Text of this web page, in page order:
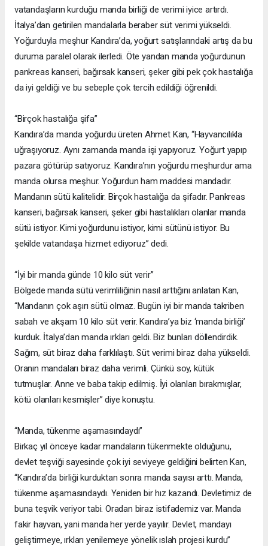
vatandaşların kurduğu manda birliği de verimi iyice artırdı.
İtalya’dan getirilen mandalarla beraber süt verimi yükseldi.
Yoğurduyla meşhur Kandıra’da, yoğurt satışlarındaki artış da bu
duruma paralel olarak ilerledi. Öte yandan manda yoğurdunun
pankreas kanseri, bağırsak kanseri, şeker gibi pek çok hastalığa
da iyi geldiği ve bu sebeple çok tercih edildiği öğrenildi.
“Birçok hastalığa şifa”
Kandıra’da manda yoğurdu üreten Ahmet Kan, “Hayvancılıkla
uğraşıyoruz. Aynı zamanda manda işi yapıyoruz. Yoğurt yapıp
pazara götürüp satıyoruz. Kandıra’nın yoğurdu meşhurdur ama
manda olursa meşhur. Yoğurdun ham maddesi mandadır.
Mandanın sütü kalitelidir. Birçok hastalığa da şifadır. Pankreas
kanseri, bağırsak kanseri, şeker gibi hastalıkları olanlar manda
sütü istiyor. Kimi yoğurdunu istiyor, kimi sütünü istiyor. Bu
şekilde vatandaşa hizmet ediyoruz” dedi.
“İyi bir manda günde 10 kilo süt verir”
Bölgede manda sütü verimliliğinin nasıl arttığını anlatan Kan,
“Mandanın çok aşırı sütü olmaz. Bugün iyi bir manda takriben
sabah ve akşam 10 kilo süt verir. Kandıra’ya biz ‘manda birliği’
kurduk. İtalya’dan manda ırkları geldi. Biz bunları döllendirdik.
Sağım, süt biraz daha farklılaştı. Süt verimi biraz daha yükseldi.
Oranın mandaları biraz daha verimli. Çünkü soy, kütük
tutmuşlar. Anne ve baba takip edilmiş. İyi olanları bırakmışlar,
kötü olanları kesmişler” diye konuştu.
“Manda, tükenme aşamasındaydı”
Birkaç yıl önceye kadar mandaların tükenmekte olduğunu,
devlet teşviği sayesinde çok iyi seviyeye geldiğini belirten Kan,
“Kandıra’da birliği kurduktan sonra manda sayısı arttı. Manda,
tükenme aşamasındaydı. Yeniden bir hız kazandı. Devletimiz de
buna teşvik veriyor tabi. Oradan biraz istifademiz var. Manda
fakir hayvan, yani manda her yerde yayılır. Devlet, mandayı
geliştirmeye, ırkları yenilemeye yönelik ıslah projesi kurdu”